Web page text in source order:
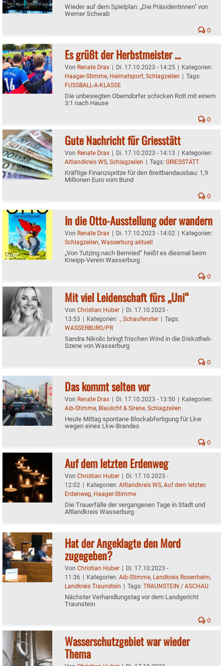
Wieder auf dem Spielplan: „Die Präsidentinnen" von
Werner Schwab
0
Es grüßt der Herbstmeister …
Von Renate Drax | Di. 17.10.2023 - 14:25 | Kategorien:
Haager-Stimme, Heimatsport, Schlagzeilen | Tags:
FUSSBALL-A-KLASSE
Die unbesiegten Oberndorfer schicken Rott mit einem
3:1 nach Hause
0
Gute Nachricht für Griesstätt
Von Renate Drax | Di. 17.10.2023 - 14:13 | Kategorien:
Altlandkreis WS, Schlagzeilen | Tags: GRIESSTÄTT
Kräftige Finanzspritze für den Breitbandausbau: 1,9
Millionen Euro vom Bund
0
In die Otto-Ausstellung oder wandern
Von Renate Drax | Di. 17.10.2023 - 14:02 | Kategorien:
Schlagzeilen, Wasserburg aktuell
„Von Tutzing nach Bernried“ heißt es diesmal beim
Kneipp-Verein Wasserburg
0
Mit viel Leidenschaft fürs „Uni“
Von Christian Huber | Di. 17.10.2023 -
13:53 | Kategorien: ., Schaufenster | Tags:
WASSERBURG/PR
Sandra Nikolic bringt frischen Wind in die Diskothek-
Szene von Wasserburg
0
Das kommt selten vor
Von Renate Drax | Di. 17.10.2023 - 13:50 | Kategorien:
Aib-Stimme, Blaulicht & Sirene, Schlagzeilen
Heute Mittag spontane Blockabfertigung für Lkw
wegen eines Lkw-Brandes
0
Auf dem letzten Erdenweg
Von Christian Huber | Di. 17.10.2023 -
12:02 | Kategorien: Altlandkreis WS, Auf dem letzten
Erdenweg, Haager-Stimme
Die Trauerfälle der vergangenen Tage in Stadt und
Altlandkreis Wasserburg
Hat der Angeklagte den Mord
zugegeben?
Von Christian Huber | Di. 17.10.2023 -
11:36 | Kategorien: Aib-Stimme, Landkreis Rosenheim,
Landkreis Traunstein | Tags: TRAUNSTEIN / ASCHAU
Nächster Verhandlungstag vor dem Landgericht
Traunstein
0
Wasserschutzgebiet war wieder
Thema